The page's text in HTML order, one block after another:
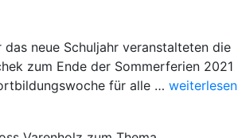
das neue Schuljahr veranstalteten die
zum Ende der Sommerferien 2021
für alle … weiterlesen